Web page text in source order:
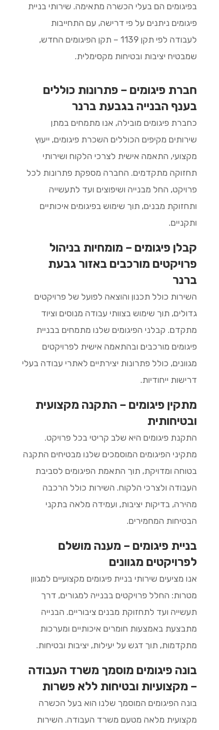
בפיגומים הם בעלי הכשרה מתאימה. שירותי בניית
פיגומים ניתנים על פי דרישה, עם התחייבות
לעבודה לפי תקן 1139 – תקן הפיגומים החדש,
שמבטיח יציבות ובטיחות מקסימלית.
חברת פיגומים – פתרונות כוללים
בענף הבנייה בגבעת ברנר
כחברת פיגומים מובילה, אנו מתמחים במתן
שירותים מקיפים הכוללים השכרת פיגומים, ייעוץ
מקצועי, התאמה אישית לצרכי הלקוח ושירותי
תחזוקה מתקדמים. החברה מספקת פתרונות לכל
פרויקט, החל מבנייה ושיפוצים ועד לתעשייה
ותחזוקת מבנים, תוך שימוש בפיגומים איכותיים
ותקניים.
קבלן פיגומים – מומחיות בניהול
פרויקטים מורכבים באזור גבעת
ברנר
השירות כולל תכנון והוצאה לפועל של פרויקטים
גדולים, תוך שימוש בצוותי עבודה מנוסים וציוד
מתקדם. קבלני הפיגומים שלנו מתמחים בבניית
פיגומים מורכבים ובהתאמה אישית לפרויקטים
מגוונים, כולל פתרונות יצירתיים לאתרי עבודה בעלי
דרישות ייחודיות.
מתקין פיגומים – התקנה מקצועית
ובטיחותית
התקנת פיגומים היא שלב קריטי בכל פרויקט.
מתקיני הפיגומים המוסמכים שלנו מבטיחים התקנה
בטוחה ומדויקת, תוך התאמת הפיגומים לסביבת
העבודה ולצרכי הלקוח. השירות כולל הרכבה
מהירה, בדיקות יציבות, ועמידה מלאה בתקני
הבטיחות המחמירים.
בניית פיגומים – מענה מושלם
לפרויקטים מגוונים
אנו מציעים שירותי בניית פיגומים מקצועיים למגוון
מטרות: החלל פרויקטים בבנייה למגורים, דרך
תעשייה ועד לתחזוקת מבנים ציבוריים. הבנייה
מתבצעת באמצעות חומרים איכותיים ומערכות
מתקדמות, תוך דגש על יעילות, יציבות ובטיחות.
בונה פיגומים מוסמך משרד העבודה
– מקצועיות ובטיחות ללא פשרות
בונה הפיגומים המוסמך שלנו הוא בעל הכשרה
מקצועית מלאה מטעם משרד העבודה. השירות